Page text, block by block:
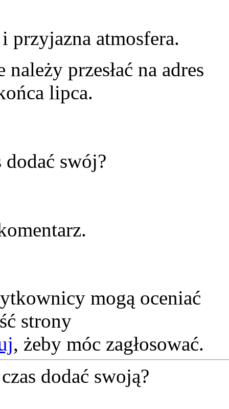
przyjazna atmosfera.
przesłać na adres
lipca.
swój?
mogą oceniać
strony
, żeby móc zagłosować.
dodać swoją?